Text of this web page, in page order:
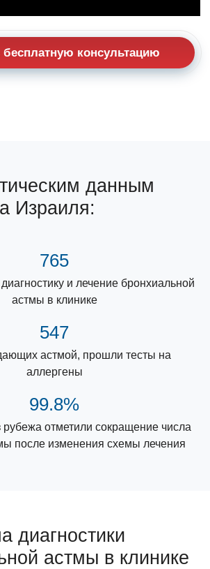
бесплатную консультацию
данным
Израиля:
765
и лечение бронхиальной
астмы в клинике
547
астмой, прошли тесты на
аллергены
99.8%
рубежа отметили сокращение числа
после изменения схемы лечения
диагностики
астмы в клинике